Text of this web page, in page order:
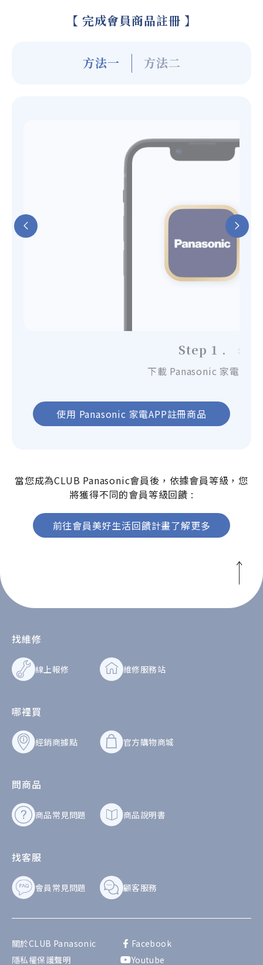
【 完成會員商品註冊 】
方法一 方法二
Step 1 .
下載 Panasonic 家電APP
使用 Panasonic 家電APP註冊商品
當您成為CLUB Panasonic會員後，依據會員等級，您
將獲得不同的會員等級回饋 :
前往會員美好生活回饋計畫了解更多
找維修
線上報修 維修服務站
哪裡買
經銷商據點 官方購物商城
問商品
商品常見問題 商品說明書
找客服
會員常見問題 顧客服務
關於CLUB Panasonic
隱私權保護聲明
Facebook
Youtube